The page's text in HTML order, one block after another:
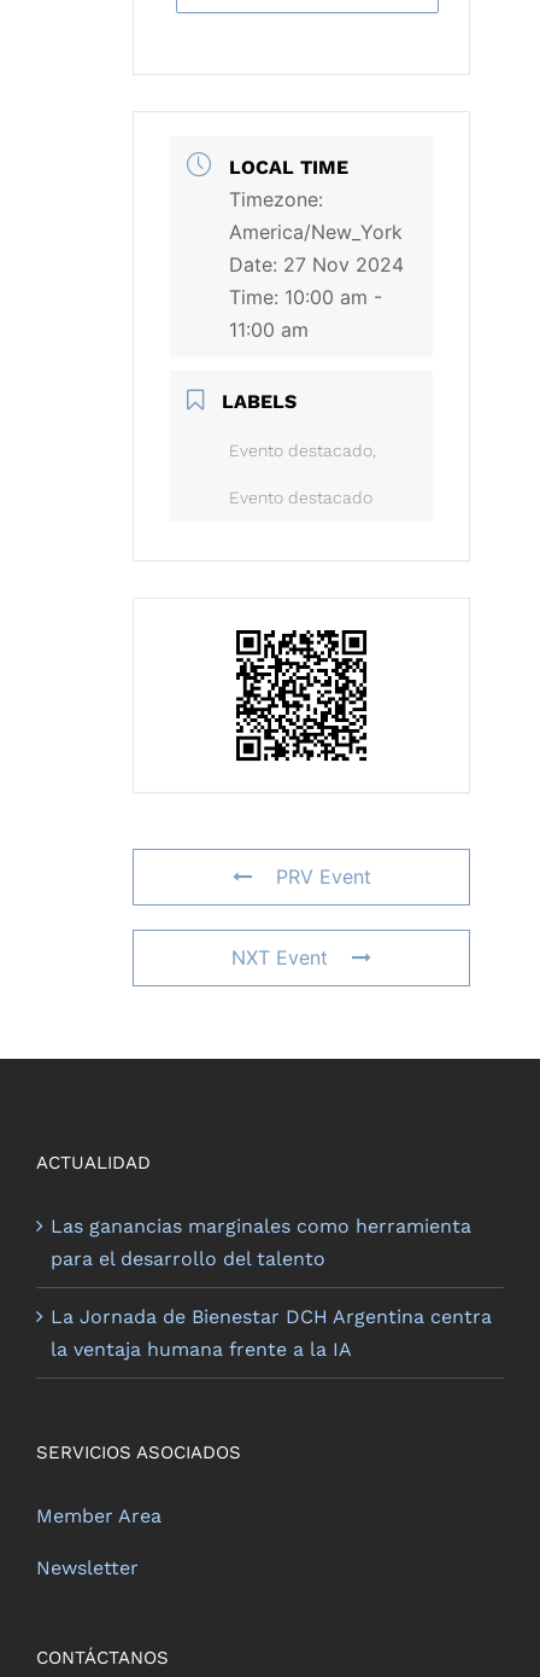
LOCAL TIME
Timezone:
America/New_York
Date: 27 Nov 2024
Time: 10:00 am -
11:00 am
LABELS
Evento destacado,
Evento destacado
PRV Event
NXT Event
ACTUALIDAD
Las ganancias marginales como herramienta
para el desarrollo del talento
La Jornada de Bienestar DCH Argentina centra
la ventaja humana frente a la IA
SERVICIOS ASOCIADOS
Member Area
Newsletter
CONTÁCTANOS